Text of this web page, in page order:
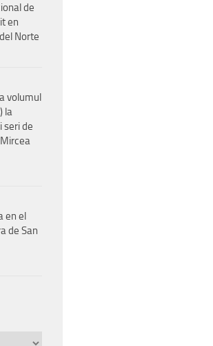
de
en
Norte
volumul
la
seri de
en el
de San